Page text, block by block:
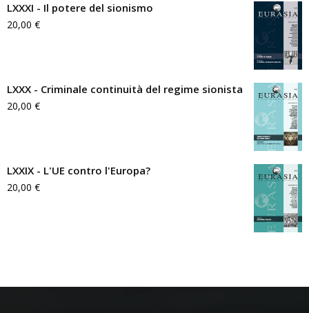
LXXXI - Il potere del sionismo
20,00 €
LXXX - Criminale continuità del regime sionista
20,00 €
LXXIX - L'UE contro l'Europa?
20,00 €